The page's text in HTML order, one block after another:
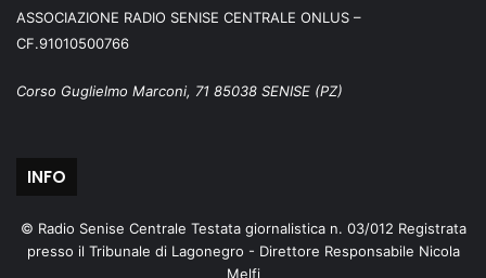
ASSOCIAZIONE RADIO SENISE CENTRALE ONLUS –
CF.91010500766
Corso Guglielmo Marconi, 71 85038 SENISE (PZ)
INFO
© Radio Senise Centrale Testata giornalistica n. 03/012 Registrata
presso il Tribunale di Lagonegro - Direttore Responsabile Nicola
Melfi